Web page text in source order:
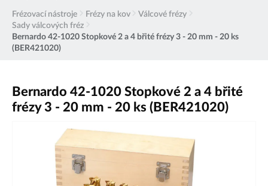
Frézovací nástroje Frézy na kov
Válcové frézy
Sady válcových fréz
Bernardo 42-1020 Stopkové 2 a 4 břité frézy 3 - 20 mm - 20 ks
(BER421020)
Bernardo 42-1020 Stopkové 2 a 4 břité
frézy 3 - 20 mm - 20 ks (BER421020)